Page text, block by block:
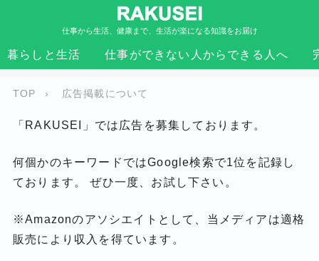
仕事から生活、健康まで、生活が楽になる知識をお届け
暮らしと生活 仕事ができない人からできる人へ
広告掲載について
TOP › 広告掲載について
「RAKUSEI」では広告を募集しております。
何個かのキーワードではGoogle検索で1位を記録し
ております。 ぜひ一度、お試し下さい。
※Amazonのアソシエイトとして、当メディアは適格
販売により収入を得ています。